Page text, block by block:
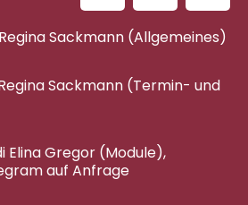
Sackmann (Allgemeines)
Sackmann (Termin- und
Elina Gregor (Module),
auf Anfrage